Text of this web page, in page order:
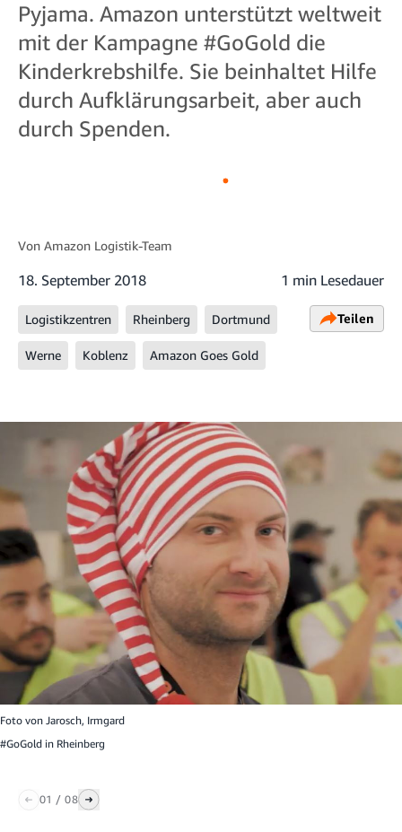
Pyjama. Amazon unterstützt weltweit
mit der Kampagne #GoGold die
Kinderkrebshilfe. Sie beinhaltet Hilfe
durch Aufklärungsarbeit, aber auch
durch Spenden.
Von Amazon Logistik-Team
18. September 2018 1 min Lesedauer
Logistikzentren Rheinberg Dortmund
Werne Koblenz Amazon Goes Gold
Teilen
Foto von Jarosch, Irmgard
#GoGold in Rheinberg
01 / 08